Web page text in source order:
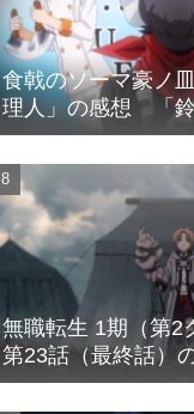
食戟のソーマ豪ノ
理人」の感想 「
は?」
無職転生 1期（第2
第23話（最終話）
り、そして仲間と